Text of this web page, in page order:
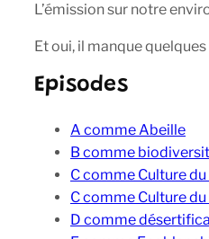
L’émission sur notre
Et oui, il manque
Episodes
A comme Abeille
B comme
C comme Culture
C comme Culture
D comme